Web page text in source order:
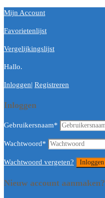
Mijn Account
Favorietenlijst
Vergelijkingslijst
Hallo.
Inloggen| Registreren
Inloggen
Gebruikersnaam*
Wachtwoord*
Wachtwoord vergeten?
Nieuw account aanmaken?